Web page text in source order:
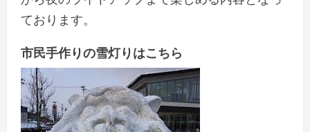
ております。
市民手作りの雪灯りはこちら